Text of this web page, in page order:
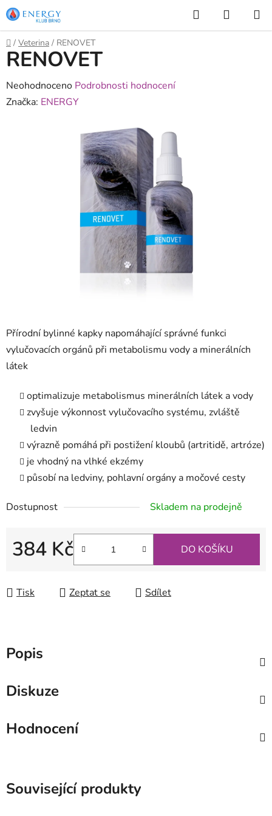
Přejít
na
obsah
Hledat
KOŠÍK
Domů
/ Veterina / RENOVET
Přírodní bylinné kapky napomáhající správné funkci
vylučovacích orgánů při metabolismu vody a minerálních
látek
optimalizuje metabolismus minerálních látek a vody
zvyšuje výkonnost vylučovacího systému, zvláště
ledvin
výrazně pomáhá při postižení kloubů (artritidě, artróze)
je vhodný na vlhké ekzémy
působí na ledviny, pohlavní orgány a močové cesty
Dostupnost Skladem na prodejně
384 Kč DO KOŠÍKU
Tisk Zeptat se Sdílet
RENOVET
Průměrné
hodnocení
Neohodnoceno Podrobnosti hodnocení
Značka: ENERGY
Popis
Diskuze
Hodnocení
Související produkty